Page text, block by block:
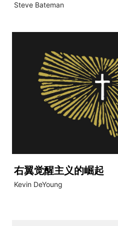
Steve Bateman
右翼觉醒主义的崛起
Kevin DeYoung